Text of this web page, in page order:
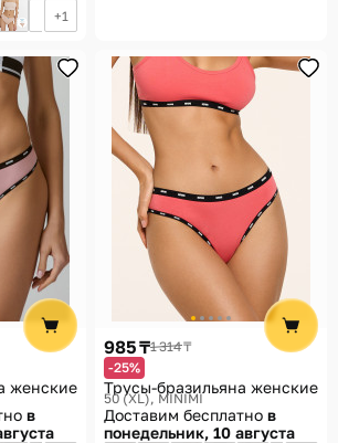
1
женские
в
985 ₸1 314 ₸
-25%
Трусы-бразильяна женские
50 (XL) MINIMI
Доставим бесплатно в
понедельник, 10 августа